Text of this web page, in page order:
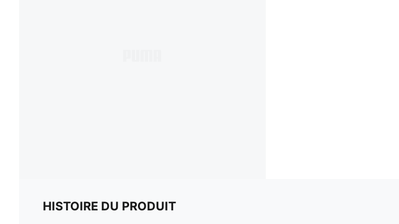
HISTOIRE DU PRODUIT